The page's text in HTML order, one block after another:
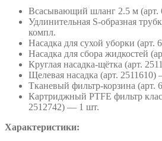
Всасывающий шланг 2.5 м
Удлинительная S-образная
компл.
Насадка для сухой уборки (арт.
Насадка для сбора жидкостей
Круглая насадка-щётка (арт.
Щелевая насадка (арт.
Тканевый фильтр-корзина
Картриджный PTFE фильтр
2512742) — 1 шт.
Характеристики: